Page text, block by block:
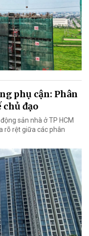
phụ cận: Phân
chủ đạo
sản nhà ở TP HCM
rõ rệt giữa các phân